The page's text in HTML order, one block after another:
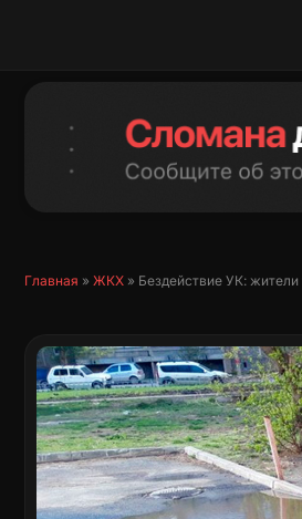
Главная » ЖКХ » Бездействие УК: